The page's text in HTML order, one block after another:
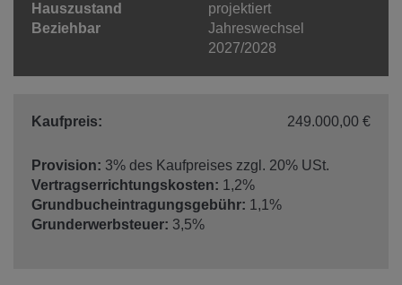
Hauszustand
projektiert
Beziehbar
Jahreswechsel
2027/2028
Kaufpreis: 249.000,00 €
Provision: 3% des Kaufpreises zzgl. 20% USt.
Vertragserrichtungskosten: 1,2%
Grundbucheintragungsgebühr: 1,1%
Grunderwerbsteuer: 3,5%